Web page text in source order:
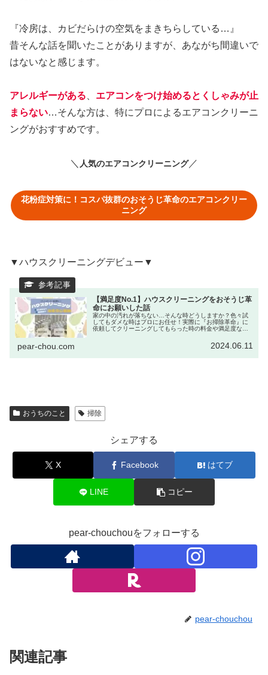
『冷房は、カビだらけの空気をまきちらしている…』
昔そんな話を聞いたことがありますが、あながち間違いで
はないなと感じます。
アレルギーがある、 エアコンをつけ始めるとくしゃみが止
まらない…そんな方は、特にプロによるエアコンクリーニ
ングがおすすめです。
＼ 人気のエアコンクリーニング／
花粉症対策に！コスパ抜群のおそうじ革命のエアコンクリー
ニング
▼ハウスクリーニングデビュー▼
【満足度No.1】ハウスクリーニングをおそうじ革
命にお願いした話
家の中の汚れが落ちない…そんな時どうしますか？色々試
してもダメな時はプロにお任せ！実際に『お掃除革命』に
依頼してクリーニングしてもらった時の料金や満足度など
pear-chou.com 2024.06.11
おうちのこと 掃除
シェアする
X Facebook はてブ
LINE コピー
pear-chouchouをフォローする
pear-chouchou
関連記事